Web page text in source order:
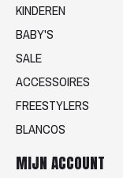
KINDEREN
BABY'S
SALE
ACCESSOIRES
FREESTYLERS
BLANCOS
MIJN ACCOUNT